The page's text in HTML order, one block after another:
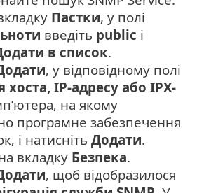
Пастки, у полі
введіть public і
в список.
, у відповідному полі
хоста, IP-адресу або IPX-
на якому
програмне забезпечення
і натисніть Додати.
вкладку Безпека.
, щоб відобразилося